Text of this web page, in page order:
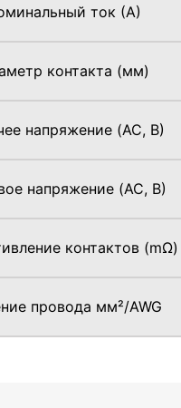
ток (А)
контакта (мм)
напряжение (AC, В)
напряжение (AC, В)
контактов (mΩ)
провода мм²/AWG